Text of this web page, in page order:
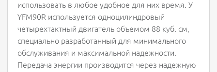
использовать в любое удобное для них время. У
YFM90R используется одноцилиндровый
четырехтактный двигатель объемом 88 куб. см,
специально разработанный для минимального
обслуживания и максимальной надежности.
Передача энергии производится через надежную